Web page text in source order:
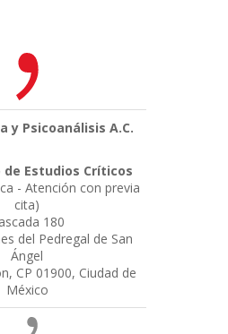
y Psicoanálisis A.C.
Estudios Críticos
- Atención con previa
cita)
180
del Pedregal de San
Ángel
CP 01900, Ciudad de
México